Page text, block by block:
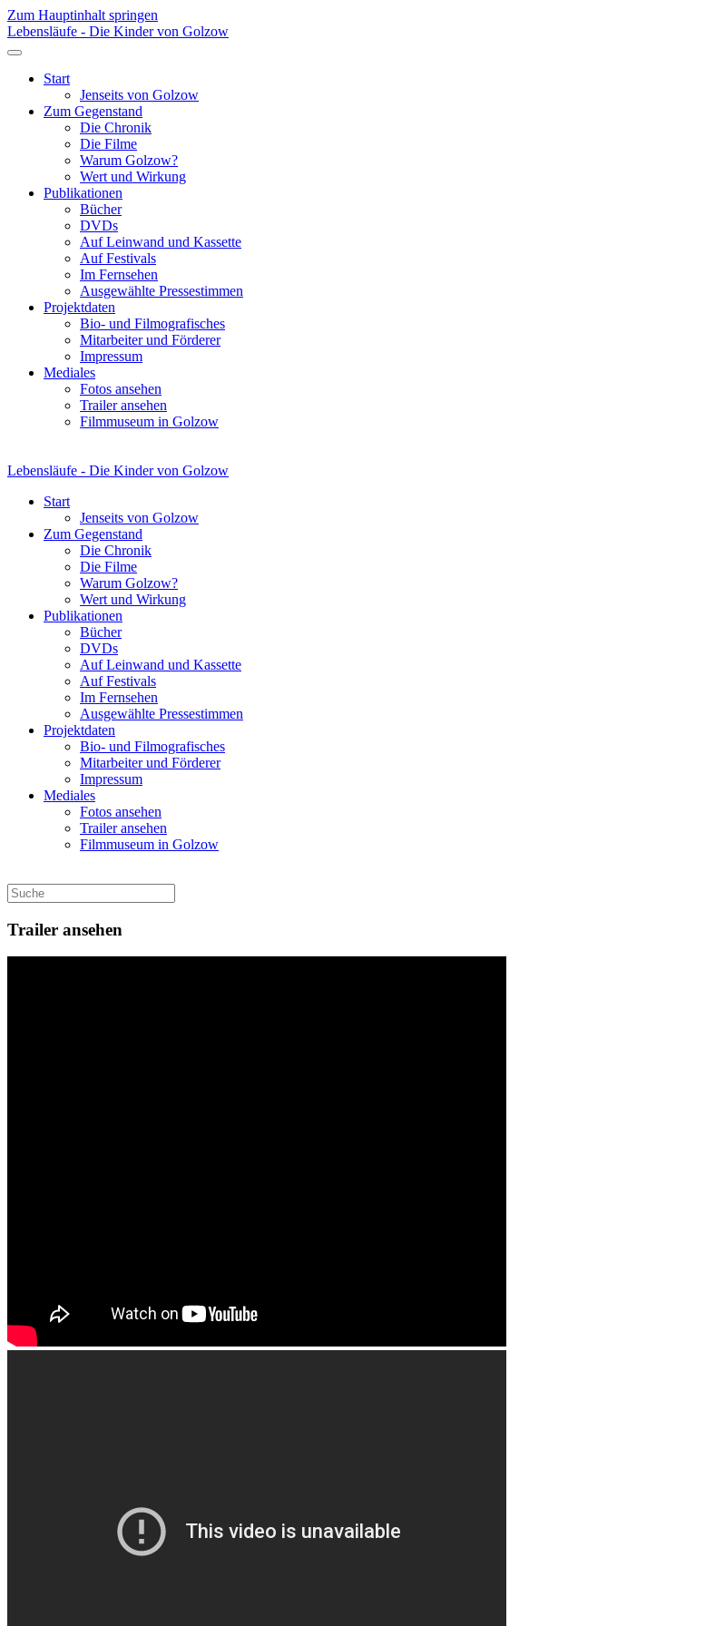
Zum Hauptinhalt springen
Lebensläufe - Die Kinder von Golzow
Start
Jenseits von Golzow
Zum Gegenstand
Die Chronik
Die Filme
Warum Golzow?
Wert und Wirkung
Publikationen
Bücher
DVDs
Auf Leinwand und Kassette
Auf Festivals
Im Fernsehen
Ausgewählte Pressestimmen
Projektdaten
Bio- und Filmografisches
Mitarbeiter und Förderer
Impressum
Mediales
Fotos ansehen
Trailer ansehen
Filmmuseum in Golzow
Lebensläufe - Die Kinder von Golzow
Start
Jenseits von Golzow
Zum Gegenstand
Die Chronik
Die Filme
Warum Golzow?
Wert und Wirkung
Publikationen
Bücher
DVDs
Auf Leinwand und Kassette
Auf Festivals
Im Fernsehen
Ausgewählte Pressestimmen
Projektdaten
Bio- und Filmografisches
Mitarbeiter und Förderer
Impressum
Mediales
Fotos ansehen
Trailer ansehen
Filmmuseum in Golzow
Trailer ansehen